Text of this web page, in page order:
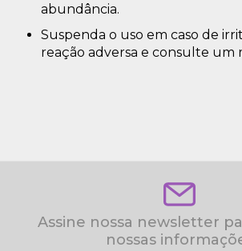
abundância.
Suspenda o uso em caso de
reação adversa e consulte um
Assine nossa newsletter
nossas